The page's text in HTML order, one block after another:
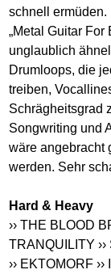
schnell ermüden.
„Metal Guitar
unglaublich
Drumloops, die
treiben,
Schrägheitsgrad
Songwriting und
wäre angebracht
werden. Sehr
Hard & Heavy
›› THE BLOOD
TRANQUILITY
›› EKTOMORF